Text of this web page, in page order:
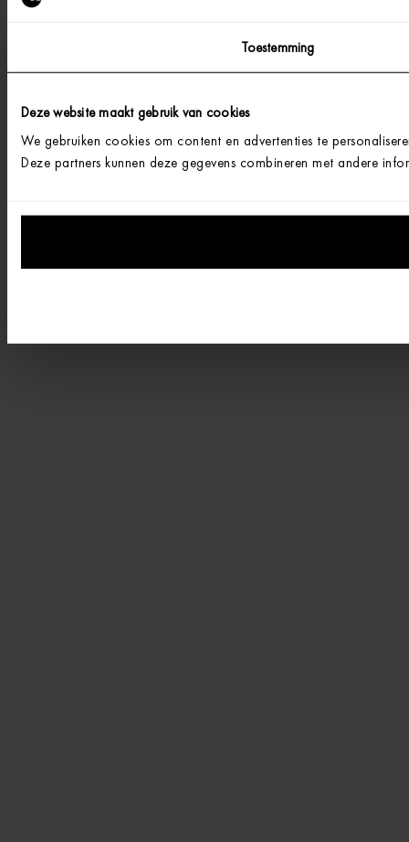
Toestemming
Deze website maakt gebruik van cookies
We gebruiken cookies om content en advertenties te
Deze partners kunnen deze gegevens combineren met andere